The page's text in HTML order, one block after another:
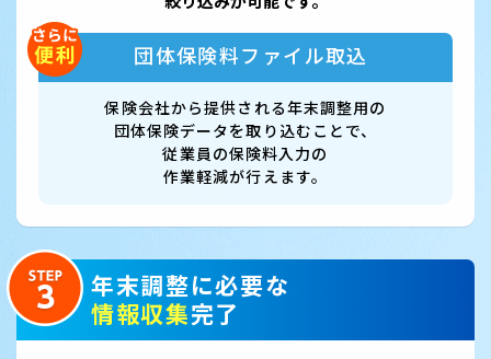
団体保険料ファイル取込
保険会社から提供される年末調整用の
団体保険データを取り込むことで、
従業員の保険料入力の
作業軽減が行えます。
年末調整に必要な
情報収集完了